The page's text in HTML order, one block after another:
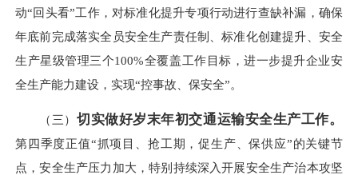
动“回头看”工作，对标准化提升专项行动进行查缺补漏，确保
年底前完成落实全员安全生产责任制、标准化创建提升、安全
生产星级管理三个100%全覆盖工作目标，进一步提升企业安
全生产能力建设，实现“控事故、保安全”。
（三）切实做好岁末年初交通运输安全生产工作。
第四季度正值“抓项目、抢工期，促生产、保供应”的关键节
点，安全生产压力加大，特别持续深入开展安全生产治本攻坚